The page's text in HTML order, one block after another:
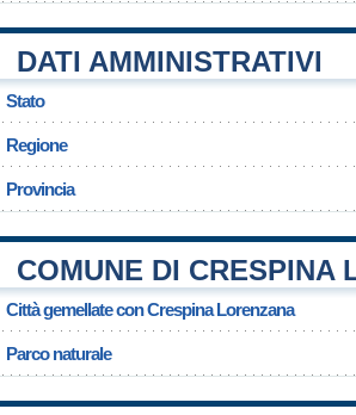
DATI AMMINISTRATIVI
Stato
Regione
Provincia
COMUNE DI CRESPINA
Città gemellate con Crespina Lorenzana
Parco naturale